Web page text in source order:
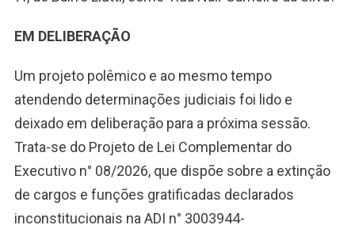
EM DELIBERAÇÃO
Um projeto polêmico e ao mesmo tempo
atendendo determinações judiciais foi lido e
deixado em deliberação para a próxima sessão.
Trata-se do Projeto de Lei Complementar do
Executivo n° 08/2026, que dispõe sobre a extinção
de cargos e funções gratificadas declarados
inconstitucionais na ADI n° 3003944-